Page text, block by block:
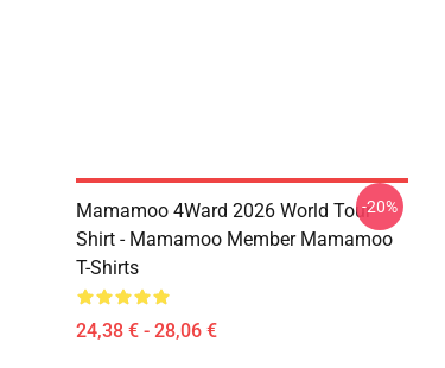
Mamamoo 4Ward 2026 World Tour
Shirt - Mamamoo Member Mamamoo
T-Shirts
24,38 € - 28,06 €
-20%